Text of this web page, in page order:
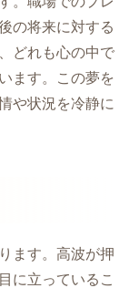
の将来に対する
どれも心の中で
ます。この夢を
や状況を冷静に
ます。高波が押
に立っているこ